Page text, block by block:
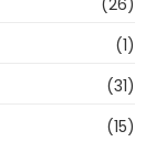
(26)
(1)
(31)
(15)